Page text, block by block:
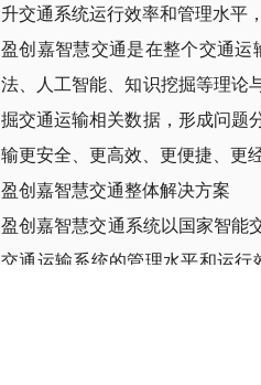
升交通系统运行效率和管理水平
盈创嘉智慧交通是在整个交通运
法、人工智能、知识挖掘等理论
掘交通运输相关数据，形成问题
输更安全、更高效、更便捷、更
盈创嘉智慧交通整体解决方案
盈创嘉智慧交通系统以国家智能
交通运输系统的管理水平和运